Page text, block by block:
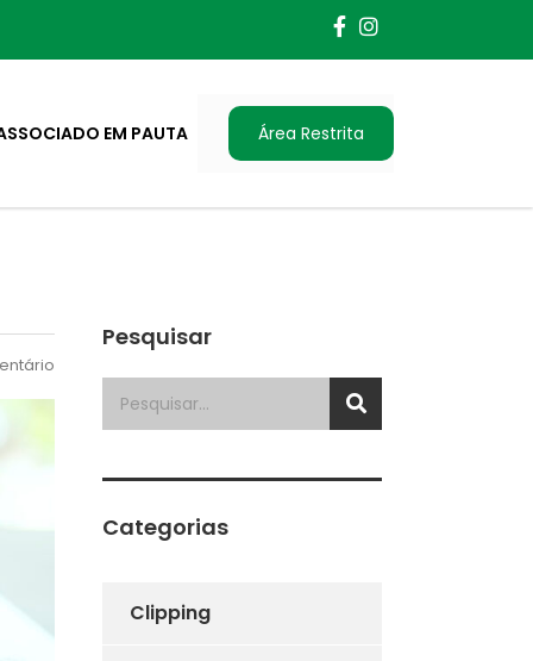
EM PAUTA Área Restrita
Pesquisar
Categorias
Clipping